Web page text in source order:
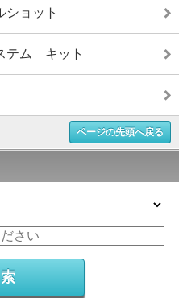
ョット
テム キット
ページの先頭へ戻る